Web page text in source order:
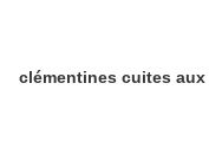
clémentines cuites aux